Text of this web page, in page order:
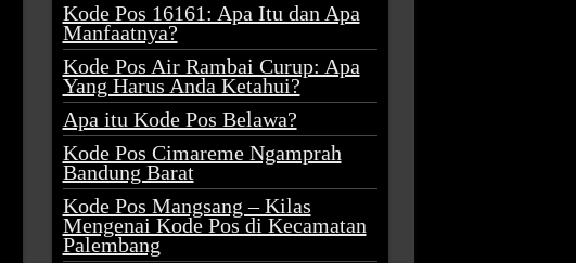
Kode Pos 16161: Apa Itu dan Apa
Manfaatnya?
Kode Pos Air Rambai Curup: Apa
Yang Harus Anda Ketahui?
Apa itu Kode Pos Belawa?
Kode Pos Cimareme Ngamprah
Bandung Barat
Kode Pos Mangsang – Kilas
Mengenai Kode Pos di Kecamatan
Palembang